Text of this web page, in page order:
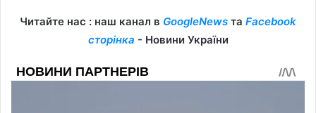
Читайте нас : наш канал в GoogleNews та Facebook
сторінка - Новини України